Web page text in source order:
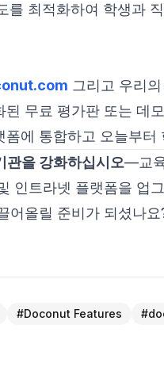
를 최적화하여 학생과
그리고 우리의
된 무료 평가판 또는 데
에 통합하고 오늘부터
을 강화하십시오—교
인트라넷 플랫폼을 업
어올릴 준비가 되셨나요
#Doconut Features #